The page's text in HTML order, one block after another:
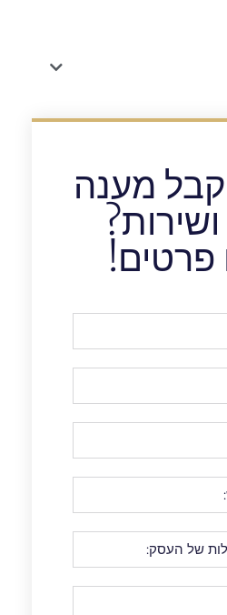
מענה
פרטים!